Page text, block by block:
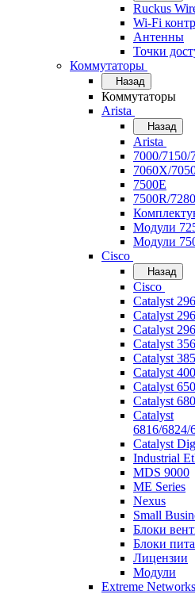
Ruckus
Wi-Fi
Антенны
Точки
Коммутаторы
Назад
Коммутаторы
Arista
Назад
Arista
7000/7150/
7060X/
7500E
7500R/
Модули
Модули
Cisco
Назад
Cisco
Catalyst
Catalyst
Catalyst
Catalyst
Catalyst
Catalyst
Catalyst
Catalyst
Catalyst
6816/6824/
Catalyst
Industrial
MDS 9000
ME Series
Nexus
Small
Блоки
Блоки
Лицензии
Модули
Extreme Networks